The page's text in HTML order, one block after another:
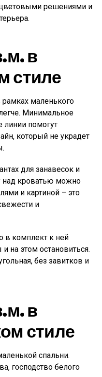
решениями и
в
стиле
маленького
Минимальное
линии помогут
который не украдет
для занавесок и
над кроватью можно
и картиной – это
и
в комплект к ней
на этом остановиться.
без завитков и
в
стиле
спальни.
господство белого